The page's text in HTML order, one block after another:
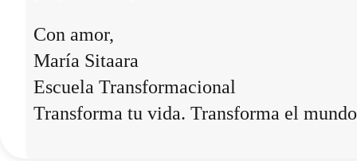
Con amor,
María Sitaara
Escuela Transformacional
Transforma tu vida. Transforma el